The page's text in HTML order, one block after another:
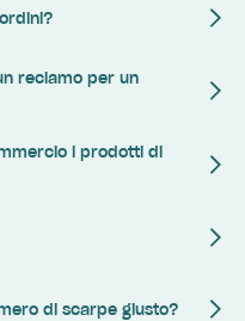
reclamo per un
i prodotti di
di scarpe giusto?